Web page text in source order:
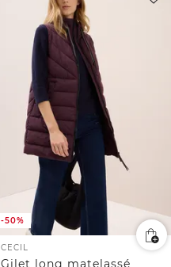
-50%
CECIL
Gilet long matelassé